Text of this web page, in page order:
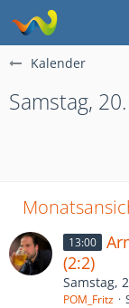
Kalender
Samstag,
13:00
(2:2)
Samstag,
POM_Fritz